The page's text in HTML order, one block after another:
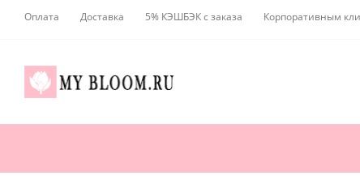
Оплата Доставка 5% КЭШБЭК с заказа Корпоративным